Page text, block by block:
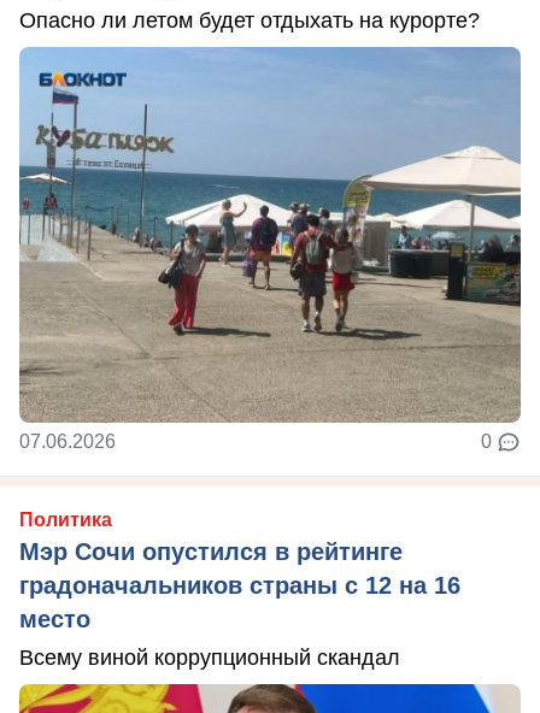
Опасно ли летом будет отдыхать на курорте?
07.06.2026 0
Политика
Мэр Сочи опустился в рейтинге
градоначальников страны с 12 на 16
место
Всему виной коррупционный скандал